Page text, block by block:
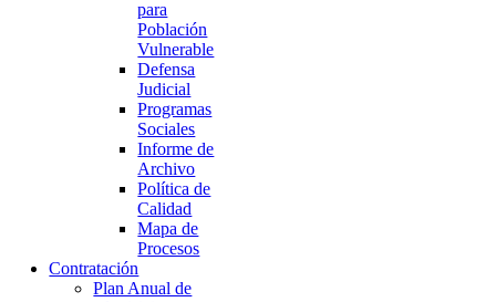
para
Población
Vulnerable
Defensa
Judicial
Programas
Sociales
Informe de
Archivo
Política de
Calidad
Mapa de
Procesos
Contratación
Plan Anual de